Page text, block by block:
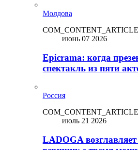
Молдова
июнь 07 2026
Epicrama: когда
спектакль из пяти
Россия
июль 21 2026
LADOGA